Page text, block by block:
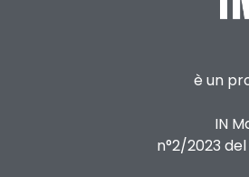
è un
IN
n°2/2023